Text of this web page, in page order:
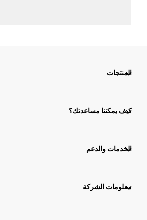
المنتجات
كيف يمكننا مساعدتك؟
الخدمات والدعم
معلومات الشركة